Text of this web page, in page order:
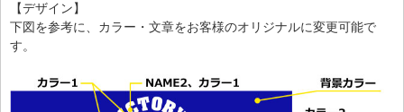
【デザイン】
下図を参考に、カラー・文章をお客様のオリジナルに変更可能で
す。